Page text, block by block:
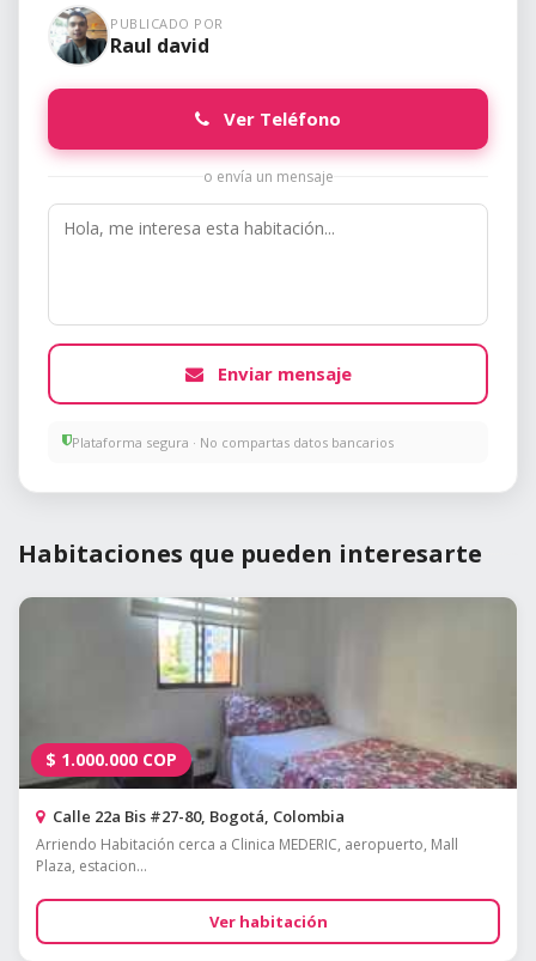
PUBLICADO POR
Raul david
Ver Teléfono
o envía un mensaje
Enviar mensaje
Plataforma segura · No compartas datos bancarios
Habitaciones que pueden interesarte
$ 1.000.000 COP
Calle 22a Bis #27-80, Bogotá, Colombia
Arriendo Habitación cerca a Clinica MEDERIC, aeropuerto, Mall
Plaza, estacion...
Ver habitación